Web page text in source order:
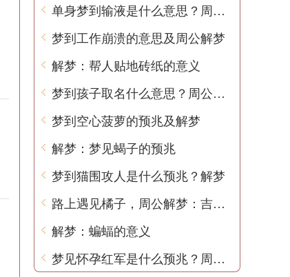
单身梦到输液是什么意思？周公解梦告诉你
梦到工作崩溃的意思及周公解梦
解梦：帮人贴地砖纸的意义
梦到孩子取名什么意思？周公解梦用中文告诉你
梦到空心菠萝的预兆及解梦
解梦：梦见蝎子的预兆
梦到猫围攻人是什么预兆？解梦
路上遇见橘子，周公解梦：吉祥如意，幸福美满
解梦：蝙蝠的意义
梦见怀孕红军是什么预兆？周公解梦解析